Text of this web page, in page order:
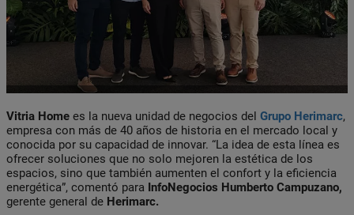
Vitria Home es la nueva unidad de negocios del Grupo Herimarc,
empresa con más de 40 años de historia en el mercado local y
conocida por su capacidad de innovar. “La idea de esta línea es
ofrecer soluciones que no solo mejoren la estética de los
espacios, sino que también aumenten el confort y la eficiencia
energética”, comentó para InfoNegocios Humberto Campuzano,
gerente general de Herimarc.